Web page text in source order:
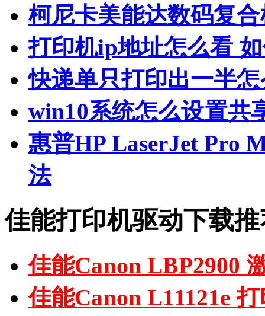
柯尼卡美能达数码复
打印机ip地址怎么看
快递单只打印出一半
win10系统怎么设置共
惠普HP LaserJet Pro
法
佳能打印机驱动下载
佳能Canon LBP2900
佳能Canon L11121e